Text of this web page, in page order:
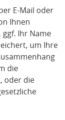
E-Mail oder
Ihnen
Ihr Name
um Ihre
die
oder die